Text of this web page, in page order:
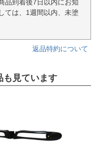
品到着後7日以内にお知
ては、1週間以内、未塗
返品特約について
も見ています